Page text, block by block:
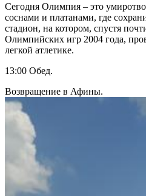
Сегодня Олимпия – это
соснами и платанами, где
стадион, на котором, спустя
Олимпийских игр 2004 года,
легкой атлетике.
13:00 Обед.
Возвращение в Афины.